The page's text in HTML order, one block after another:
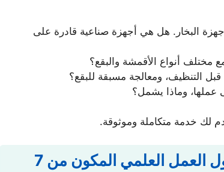
البخار. هل هي أجهزة صناعية قادرة على
أنواع الأقمشة والبقع؟
التنظيف، ومعالجة مسبقة للبقع؟
وماذا يشمل؟
لك خدمة متكاملة وموثوقة.
شركة نظافة بالبخار بجدة: بروتوكول العمل العلمي المكون من 7